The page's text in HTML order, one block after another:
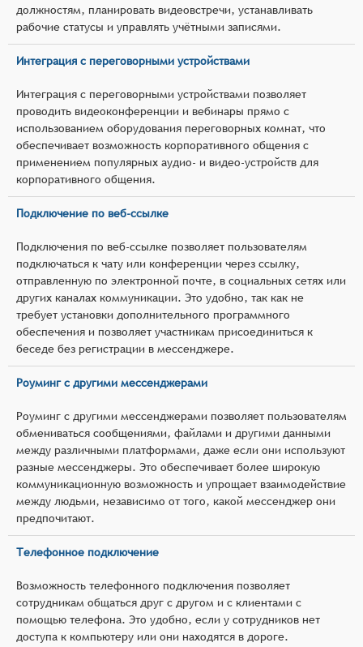
должностям, планировать видеовстречи, устанавливать
рабочие статусы и управлять учётными записями.
Интеграция с переговорными устройствами
Интеграция с переговорными устройствами позволяет
проводить видеоконференции и вебинары прямо с
использованием оборудования переговорных комнат, что
обеспечивает возможность корпоративного общения с
применением популярных аудио- и видео-устройств для
корпоративного общения.
Подключение по веб-ссылке
Подключения по веб-ссылке позволяет пользователям
подключаться к чату или конференции через ссылку,
отправленную по электронной почте, в социальных сетях или
других каналах коммуникации. Это удобно, так как не
требует установки дополнительного программного
обеспечения и позволяет участникам присоединиться к
беседе без регистрации в мессенджере.
Роуминг с другими мессенджерами
Роуминг с другими мессенджерами позволяет пользователям
обмениваться сообщениями, файлами и другими данными
между различными платформами, даже если они используют
разные мессенджеры. Это обеспечивает более широкую
коммуникационную возможность и упрощает взаимодействие
между людьми, независимо от того, какой мессенджер они
предпочитают.
Телефонное подключение
Возможность телефонного подключения позволяет
сотрудникам общаться друг с другом и с клиентами с
помощью телефона. Это удобно, если у сотрудников нет
доступа к компьютеру или они находятся в дороге.